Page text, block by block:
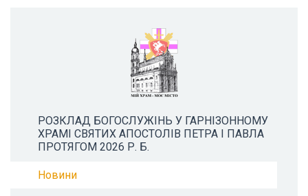
РОЗКЛАД БОГОСЛУЖІНЬ У ГАРНІЗОННОМУ
ХРАМІ СВЯТИХ АПОСТОЛІВ ПЕТРА І ПАВЛА
ПРОТЯГОМ 2026 Р. Б.
Новини